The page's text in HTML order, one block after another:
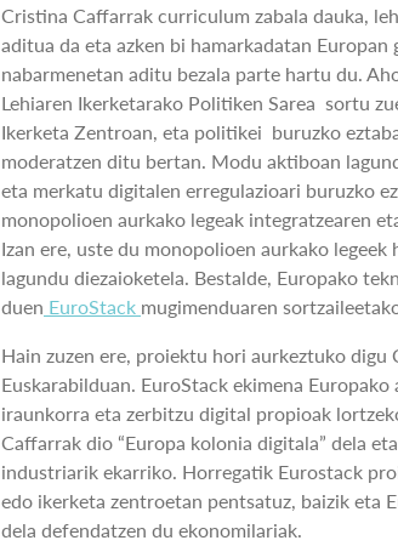
Cristina Caffarrak curriculum zabala dauka,
aditua da eta azken bi hamarkadatan
nabarmenetan aditu bezala parte hartu du.
Lehiaren Ikerketarako Politiken Sarea sortu
Ikerketa Zentroan, eta politikei buruzko
moderatzen ditu bertan. Modu aktiboan
eta merkatu digitalen erregulazioari buruzko
monopolioen aurkako legeak integratzearen
Izan ere, uste du monopolioen aurkako
lagundu diezaioketela. Bestalde, Europako
duen EuroStack mugimenduaren
Hain zuzen ere, proiektu hori aurkeztuko
Euskarabilduan. EuroStack ekimena
iraunkorra eta zerbitzu digital propioak
Caffarrak dio “Europa kolonia digitala” dela
industriarik ekarriko. Horregatik Eurostack
edo ikerketa zentroetan pentsatuz, baizik eta
dela defendatzen du ekonomilariak.